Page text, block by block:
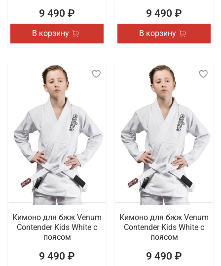
9 490 ₽
В корзину
9 490 ₽
В корзину
Кимоно для бжж Venum
Contender Kids White с
поясом
9 490 ₽
Кимоно для бжж Venum
Contender Kids White с
поясом
9 490 ₽